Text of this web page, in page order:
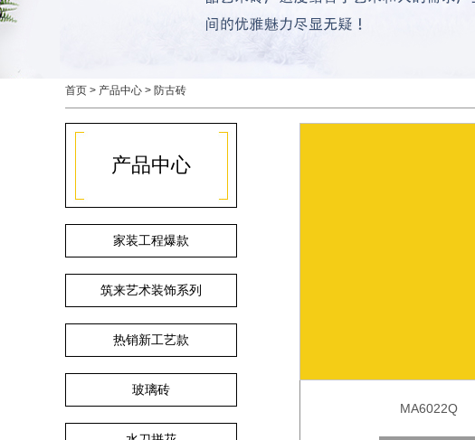
首页 > 产品中心 > 防古砖
产品中心
家装工程爆款
筑来艺术装饰系列
热销新工艺款
玻璃砖
MA6022Q